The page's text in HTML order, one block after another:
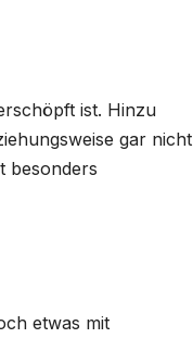
ist. Hinzu
gar nicht
besonders
etwas mit